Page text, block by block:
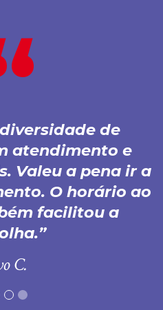
de
atendimento e
Valeu a pena ir a
O horário ao
facilitou a
C.